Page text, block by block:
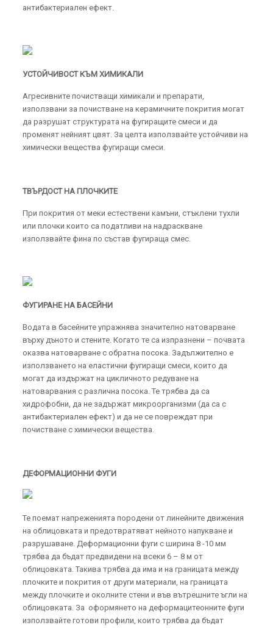
антибактериален ефект.
УСТОЙЧИВОСТ КЪМ ХИМИКАЛИ
Агресивните почистващи химикали и препарати,
използвани за почистване на керамичните покрития могат
да разрушат структурата на фугиращите смеси и да
променят нейният цвят. За целта използвайте устойчиви на
химически вещества фугиращи смеси.
ТВЪРДОСТ НА ПЛОЧКИТЕ
При покрития от меки естествени камъни, стъклени тухли
или плочки които са податливи на надраскване
използвайте фина по състав фугираща смес.
ФУГИРАНЕ НА БАСЕЙНИ
Водата в басейните упражнява значително натоварване
върху дъното и стените. Когато те са изпразнени – почвата
оказва натоварване с обратна посока. Задължително е
използването на еластични фугиращи смеси, които да
могат да издържат на цикличното редуване на
натоварвания с различна посока. Те трябва да са
хидрофобни, да не задържат микроорганизми (да са с
антибактериален ефект) и да не се повреждат при
почистване с химически вещества.
ДЕФОРМАЦИОННИ ФУГИ
Те поемат напреженията породени от линейните движения
на облицовката и предотвратяват нейното напукване и
разрушаване. Деформационни фуги с ширина 8 -10 мм
трябва да бъдат предвидени на всеки 6 – 8 м от
облицовката. Такива трябва да има и на границата между
плочките и покрития от други материали, на границата
между плочките и околните стени и във вътрешните ъгли на
облицовката. За оформянето на деформацитеонните фуги
използвайте готови профили, които трябва да бъдат